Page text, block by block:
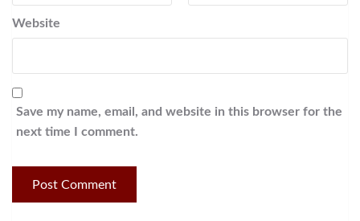
Website
Save my name, email, and website in this browser for the
next time I comment.